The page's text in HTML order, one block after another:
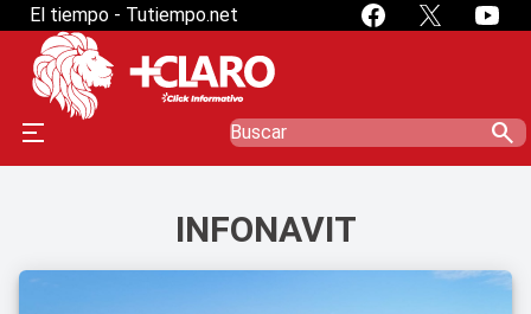
El tiempo - Tutiempo.net
search
INFONAVIT